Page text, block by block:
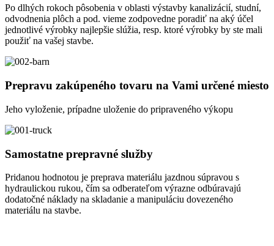
Po dlhých rokoch pôsobenia v oblasti výstavby kanalizácií, studní,
odvodnenia plôch a pod. vieme zodpovedne poradiť na aký účel
jednotlivé výrobky najlepšie slúžia, resp. ktoré výrobky by ste mali
použiť na vašej stavbe.
Prepravu zakúpeného tovaru na Vami určené miesto
Jeho vyloženie, prípadne uloženie do pripraveného výkopu
Samostatne prepravné služby
Pridanou hodnotou je preprava materiálu jazdnou súpravou s
hydraulickou rukou, čím sa odberateľom výrazne odbúravajú
dodatočné náklady na skladanie a manipuláciu dovezeného
materiálu na stavbe.